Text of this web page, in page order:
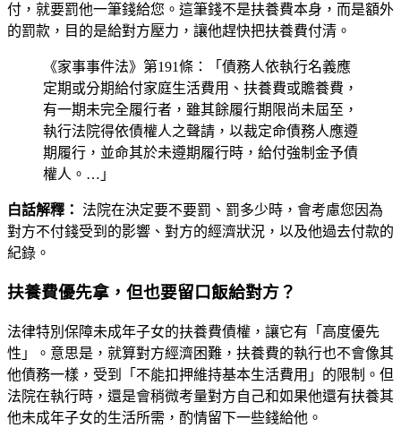
付，就要罰他一筆錢給您。這筆錢不是扶養費本身，而是額外
的罰款，目的是給對方壓力，讓他趕快把扶養費付清。
《家事事件法》第191條：「債務人依執行名義應
定期或分期給付家庭生活費用、扶養費或贍養費，
有一期未完全履行者，雖其餘履行期限尚未屆至，
執行法院得依債權人之聲請，以裁定命債務人應遵
期履行，並命其於未遵期履行時，給付強制金予債
權人。…」
白話解釋： 法院在決定要不要罰、罰多少時，會考慮您因為
對方不付錢受到的影響、對方的經濟狀況，以及他過去付款的
紀錄。
扶養費優先拿，但也要留口飯給對方？
法律特別保障未成年子女的扶養費債權，讓它有「高度優先
性」。意思是，就算對方經濟困難，扶養費的執行也不會像其
他債務一樣，受到「不能扣押維持基本生活費用」的限制。但
法院在執行時，還是會稍微考量對方自己和如果他還有扶養其
他未成年子女的生活所需，酌情留下一些錢給他。